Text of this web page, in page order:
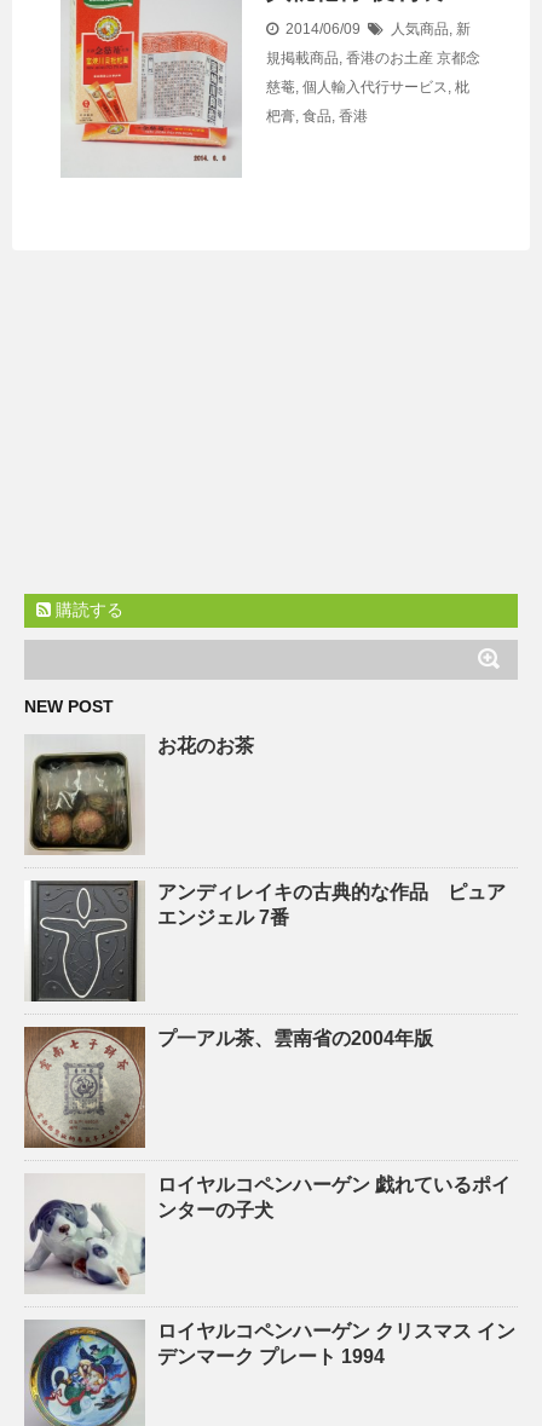
2014/06/09 人気商品, 新
規掲載商品, 香港のお土産 京都念
慈菴, 個人輸入代行サービス, 枇
杷膏, 食品, 香港
購読する
NEW POST
お花のお茶
アンディレイキの古典的な作品 ピュア
エンジェル 7番
プ一アル茶、雲南省の2004年版
ロイヤルコペンハーゲン 戯れているポイ
ンターの子犬
ロイヤルコペンハーゲン クリスマス イン
デンマーク プレート 1994